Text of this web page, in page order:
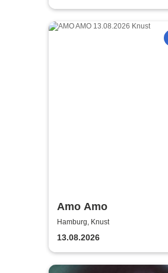
Amo Amo
Hamburg, Knust
13.08.2026